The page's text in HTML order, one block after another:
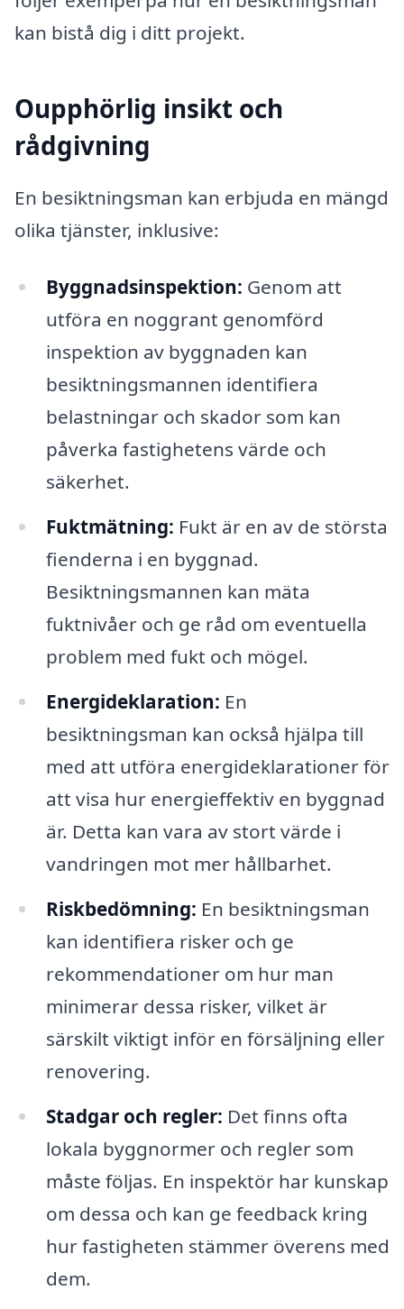
kan bistå dig i ditt projekt.
Oupphörlig insikt och
rådgivning
En besiktningsman kan erbjuda en mängd
olika tjänster, inklusive:
Byggnadsinspektion: Genom att
utföra en noggrant genomförd
inspektion av byggnaden kan
besiktningsmannen identifiera
belastningar och skador som kan
påverka fastighetens värde och
säkerhet.
Fuktmätning: Fukt är en av de största
fienderna i en byggnad.
Besiktningsmannen kan mäta
fuktnivåer och ge råd om eventuella
problem med fukt och mögel.
Energideklaration: En
besiktningsman kan också hjälpa till
med att utföra energideklarationer för
att visa hur energieffektiv en byggnad
är. Detta kan vara av stort värde i
vandringen mot mer hållbarhet.
Riskbedömning: En besiktningsman
kan identifiera risker och ge
rekommendationer om hur man
minimerar dessa risker, vilket är
särskilt viktigt inför en försäljning eller
renovering.
Stadgar och regler: Det finns ofta
lokala byggnormer och regler som
måste följas. En inspektör har kunskap
om dessa och kan ge feedback kring
hur fastigheten stämmer överens med
dem.